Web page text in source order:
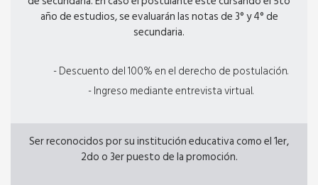
año de estudios, se evaluarán las notas de 3° y 4° de
secundaria.
- Descuento del 100% en el derecho de postulación.
- Ingreso mediante entrevista virtual.
Ser reconocidos por su institución educativa como el 1er,
2do o 3er puesto de la promoción.